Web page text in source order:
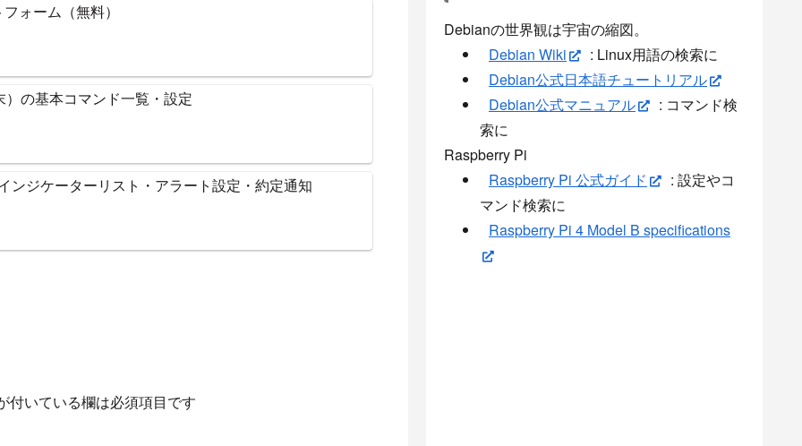
ォーム（無料）
の基本コマンド一覧・設定
ンジケーターリスト・アラート設定・約定通知
付いている欄は必須項目です
Debianの世界観は宇宙の縮図。
Debian Wiki
: Linux用語の検索に
Debian公式日本語チュートリアル
Debian公式マニュアル
: コマンド検
索に
Raspberry Pi
Raspberry Pi 公式ガイド
: 設定やコ
マンド検索に
Raspberry Pi 4 Model B specifications